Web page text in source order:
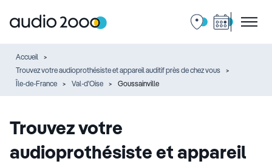
Accueil
Trouvez votre audioprothésiste et appareil auditif près de chez vous
Île-de-France
Val-d'Oise Goussainville
Trouvez votre
audioprothésiste et appareil